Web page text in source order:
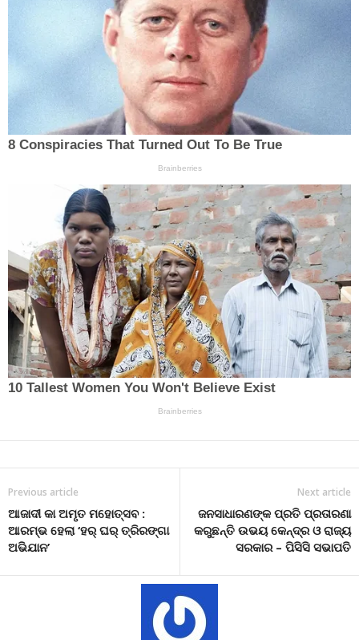
Previous article
ଆଜାଦୀ କା ଅମୃତ ମହୋତ୍ସବ :
ଆରମ୍ଭ ହେଲା ‘ହର୍ ଘର୍ ତ୍ରିରଙ୍ଗା
ଅଭିଯାନ’
Next article
ଜନସାଧାରଣଙ୍କ ପ୍ରତି ପ୍ରତାରଣା
କରୁଛନ୍ତି ଉଭୟ କେନ୍ଦ୍ର ଓ ରାଜ୍ୟ
ସରକାର – ପିସିସି ସଭାପତି